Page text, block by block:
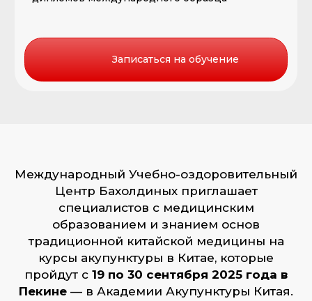
Международный Учебно-оздоровительный
Центр Бахолдиных приглашает
специалистов с медицинским
образованием и знанием основ
традиционной китайской медицины на
курсы акупунктуры в Китае, которые
пройдут с 19 по 30 сентября 2025 года в
Пекине — в Академии Акупунктуры Китая.